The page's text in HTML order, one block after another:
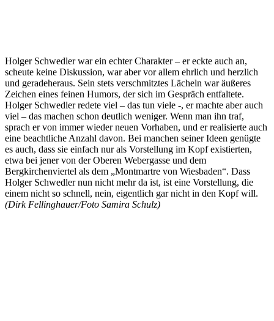
Holger Schwedler war ein echter Charakter – er eckte auch an,
scheute keine Diskussion, war aber vor allem ehrlich und herzlich
und geradeheraus. Sein stets verschmitztes Lächeln war äußeres
Zeichen eines feinen Humors, der sich im Gespräch entfaltete.
Holger Schwedler redete viel – das tun viele -, er machte aber auch
viel – das machen schon deutlich weniger. Wenn man ihn traf,
sprach er von immer wieder neuen Vorhaben, und er realisierte auch
eine beachtliche Anzahl davon. Bei manchen seiner Ideen genügte
es auch, dass sie einfach nur als Vorstellung im Kopf existierten,
etwa bei jener von der Oberen Webergasse und dem
Bergkirchenviertel als dem „Montmartre von Wiesbaden“. Dass
Holger Schwedler nun nicht mehr da ist, ist eine Vorstellung, die
einem nicht so schnell, nein, eigentlich gar nicht in den Kopf will.
(Dirk Fellinghauer/Foto Samira Schulz)